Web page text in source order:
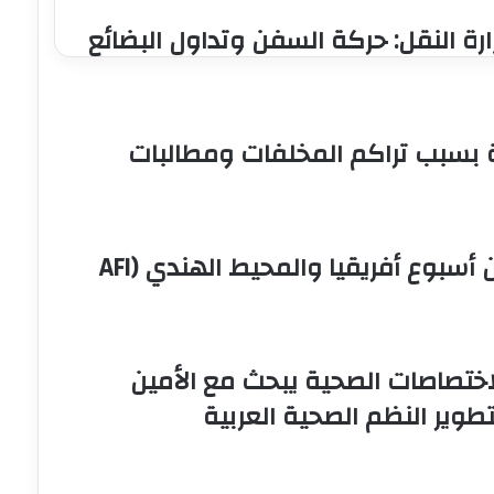
الماشية
النقل: حركة السفن وتداول البضائع
بسبب تراكم المخلفات ومطالبات
مصر تفتتح أعمال النسخة الحادية عشرة من أسبوع أفريقيا والمحيط الهندي (AFI
الصحية يبحث مع الأمين
النظم الصحية العربية